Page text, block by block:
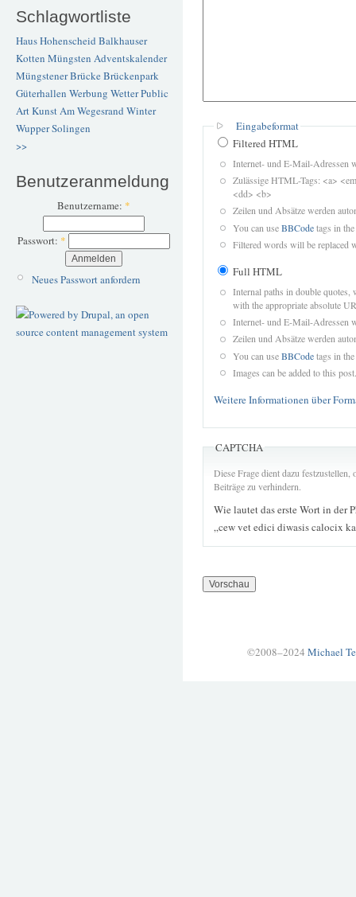
Schlagwortliste
Haus Hohenscheid Balkhauser
Kotten Müngsten Adventskalender
Müngstener BrückeBrückenpark
Güterhallen Werbung WetterPublic
ArtKunstAm Wegesrand Winter
WupperSolingen
>>
Benutzeranmeldung
Benutzername: *
Passwort: *
Neues Passwort anfordern
Eingabeformat
Filtered HTML
Internet- und E-Mail-Adressen
Zulässige HTML-Tags: <a>
<dd> <b>
Zeilen und Absätze werden
You can useBBCodetags in
Filtered words will be replaced
Full HTML
Internal paths in double quotes,
with the appropriate absolute
Internet- und E-Mail-Adressen
Zeilen und Absätze werden
You can useBBCodetags in
Images can be added to this post.
Weitere Informationen über
CAPTCHA
Diese Frage dient dazu
Beiträge zu verhindern.
Wie lautet das erste Wort in der
„cew vet edici diwasis calocix
©2008–2024 Michael